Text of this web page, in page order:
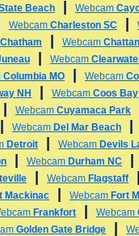
Beach Webcam
Webcam Charleston SC
Chatham Webcam
Webcam
Columbia MO Webcam
NH Webcam Coos Bay
Webcam Cuyamaca Park
Webcam Del Mar Beach
Detroit Webcam Devils
Webcam Durham NC
Webcam Flagstaff
Mackinac Webcam Fort
Frankfort Webcam
Golden Gate Bridge